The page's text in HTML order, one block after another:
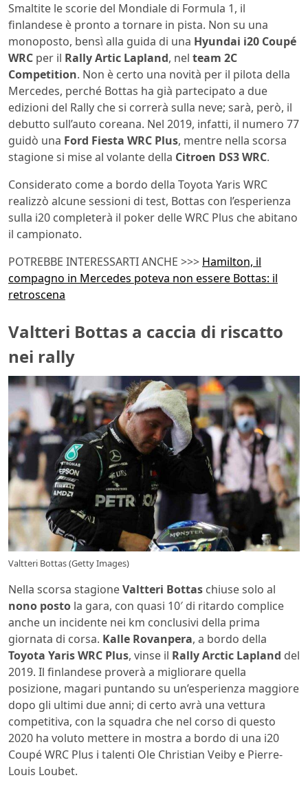
Smaltite le scorie del Mondiale di Formula 1, il
finlandese è pronto a tornare in pista. Non su una
monoposto, bensì alla guida di una Hyundai i20 Coupé
WRC per il Rally Artic Lapland, nel team 2C
Competition. Non è certo una novità per il pilota della
Mercedes, perché Bottas ha già partecipato a due
edizioni del Rally che si correrà sulla neve; sarà, però, il
debutto sull’auto coreana. Nel 2019, infatti, il numero 77
guidò una Ford Fiesta WRC Plus, mentre nella scorsa
stagione si mise al volante della Citroen DS3 WRC.
Considerato come a bordo della Toyota Yaris WRC
realizzò alcune sessioni di test, Bottas con l’esperienza
sulla i20 completerà il poker delle WRC Plus che abitano
il campionato.
POTREBBE INTERESSARTI ANCHE >>> Hamilton, il
compagno in Mercedes poteva non essere Bottas: il
retroscena
Valtteri Bottas a caccia di riscatto
nei rally
Valtteri Bottas (Getty Images)
Nella scorsa stagioneValtteri Bottas chiuse solo al
nono posto la gara, con quasi 10′ di ritardo complice
anche un incidente nei km conclusivi della prima
giornata di corsa. Kalle Rovanpera, a bordo della
Toyota Yaris WRC Plus, vinse il Rally Arctic Lapland del
2019. Il finlandese proverà a migliorare quella
posizione, magari puntando su un’esperienza maggiore
dopo gli ultimi due anni; di certo avrà una vettura
competitiva, con la squadra che nel corso di questo
2020 ha voluto mettere in mostra a bordo di una i20
Coupé WRC Plus i talenti Ole Christian Veiby e Pierre-
Louis Loubet.